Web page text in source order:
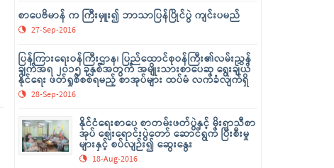
စာပေဗိမာန် က ကြီးမှူး၍ ဘာသာပြန်ပြိုင်ပွဲ ကျင်းပမည်
27-Sep-2016
ပြန်ကြားရေးဝန်ကြီးဌာန၊ ပြည်ထောင်စုဝန်ကြီး၏လမ်းညွှန်
ချက်အရ ၂၀၁၅ ခုနှစ်အတွက် အမျိုးသားစာပေဆု ရွေးချယ်
နိုင်ရေး ဖတ်ရှုစိစစ်ရမည့် စာအုပ်များ ထပ်မံ လက်ခံလျက်ရှိ
28-Sep-2016
နိုင်ငံရေးစာပေ စာတမ်းဖတ်ပွဲနှင့် မိုးရာသီစာ
အုပ် ဈေးရောင်းပွဲတော် ဆောင်ရွက် ပြီးစီးမှု
များနှင့် စပ်လျဉ်း၍ ဆွေးနွေး
18-Aug-2016